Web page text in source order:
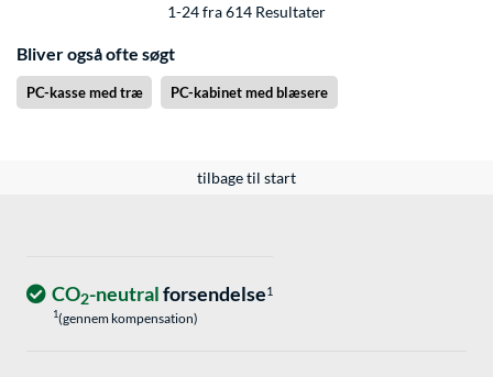
1-24 fra 614 Resultater
Bliver også ofte søgt
PC-kasse med træ PC-kabinet med blæsere
tilbage til start
CO2-neutralforsendelse1
1(gennem kompensation)